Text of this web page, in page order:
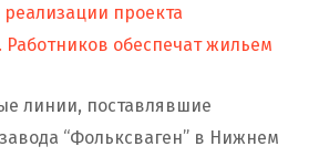
реализации проекта
Работников обеспечат жильем
линии, поставлявшие
“Фольксваген” в Нижнем